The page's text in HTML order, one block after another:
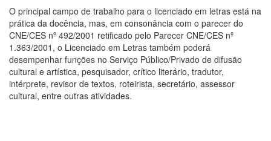
O principal campo de trabalho para o licenciado em letras está na
prática da docência, mas, em consonância com o parecer do
CNE/CES nº 492/2001 retificado pelo Parecer CNE/CES nº
1.363/2001, o Licenciado em Letras também poderá
desempenhar funções no Serviço Público/Privado de difusão
cultural e artística, pesquisador, crítico literário, tradutor,
intérprete, revisor de textos, roteirista, secretário, assessor
cultural, entre outras atividades.